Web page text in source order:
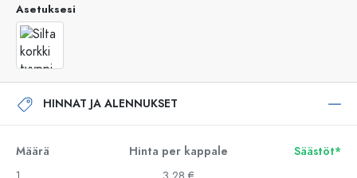
Asetuksesi
HINNAT JA ALENNUKSET
Määrä Hinta per kappale
Säästöt*